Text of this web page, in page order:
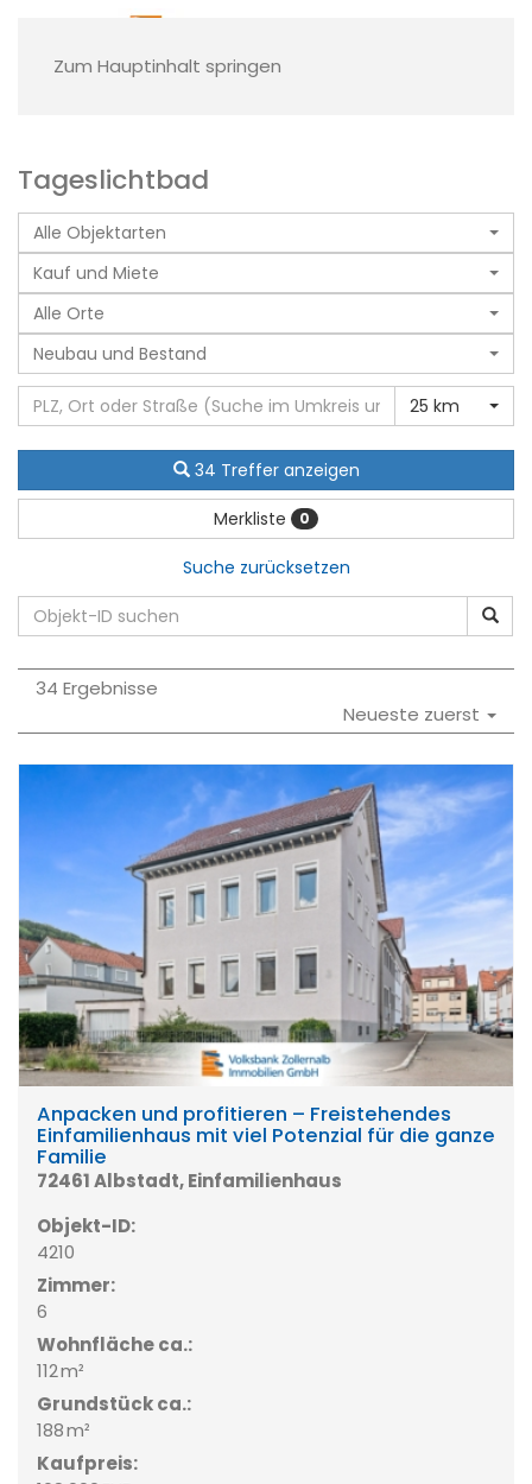
Zum Hauptinhalt springen
Tageslichtbad
Alle Objektarten
Kauf und Miete
Alle Orte
Neubau und Bestand
25 km
34 Treffer anzeigen
Merkliste 0
Suche zurücksetzen
34 Ergebnisse
Neueste zuerst
Anpacken und profitieren – Freistehendes
Einfamilienhaus mit viel Potenzial für die ganze
Familie
72461 Albstadt, Einfamilienhaus
Objekt-ID:
4210
Zimmer:
6
Wohnfläche ca.:
112 m²
Grund­stück ca.:
188 m²
Kaufpreis: